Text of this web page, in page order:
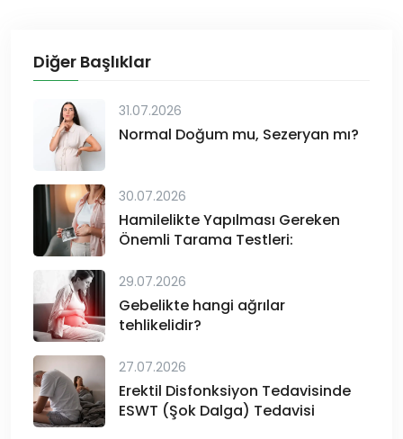
Diğer Başlıklar
31.07.2026
Normal Doğum mu, Sezeryan mı?
30.07.2026
Hamilelikte Yapılması Gereken
Önemli Tarama Testleri:
29.07.2026
Gebelikte hangi ağrılar
tehlikelidir?
27.07.2026
Erektil Disfonksiyon Tedavisinde
ESWT (Şok Dalga) Tedavisi